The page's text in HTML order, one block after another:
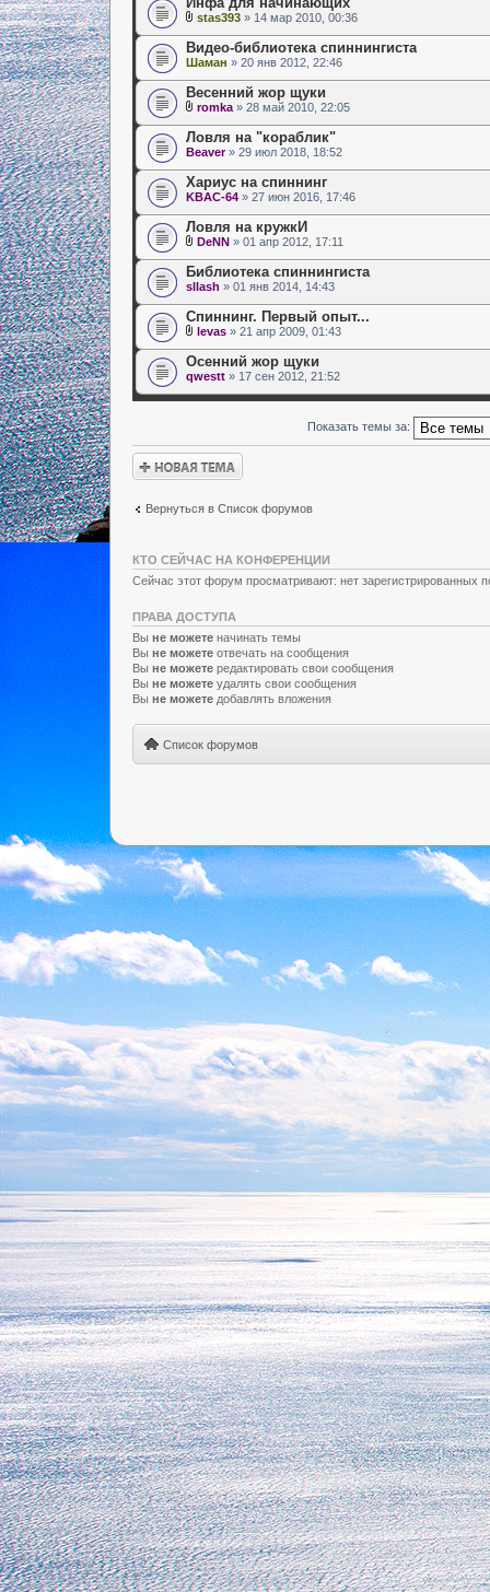
stas393 » 14 мар 2010, 00:36
Видео-библиотека спиннингиста
Шаман » 20 янв 2012, 22:46
Весенний жор щуки
romka » 28 май 2010, 22:05
Ловля на "кораблик"
Beaver» 29 июл 2018, 18:52
Хариус на спиннинг
KBAC-64 » 27 июн 2016, 17:46
Ловля на кружкИ
DeNN » 01 апр 2012, 17:11
Библиотека спиннингиста
sllash » 01 янв 2014, 14:43
Спиннинг. Первый опыт...
levas » 21 апр 2009, 01:43
Осенний жор щуки
qwestt » 17 сен 2012, 21:52
Показать темы за:
Новая тема
Вернуться в Список форумов
КТО СЕЙЧАС НА КОНФЕРЕНЦИИ
Сейчас этот форум просматривают: нет зарегистрированных
ПРАВА ДОСТУПА
Вы не можете начинать темы
Вы не можете отвечать на сообщения
Вы не можете редактировать свои сообщения
Вы не можете удалять свои сообщения
Вы не можете добавлять вложения
Список форумов